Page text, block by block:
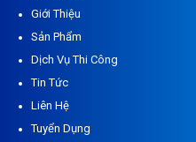
Giới Thiệu
Sản Phẩm
Dịch Vụ Thi Công
Tin Tức
Liên Hệ
Tuyển Dụng